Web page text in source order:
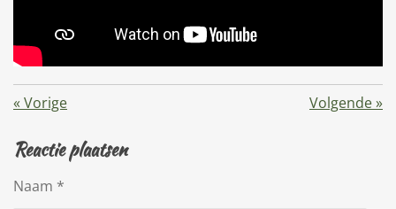
« Vorige Volgende»
Reactie plaatsen
Naam *